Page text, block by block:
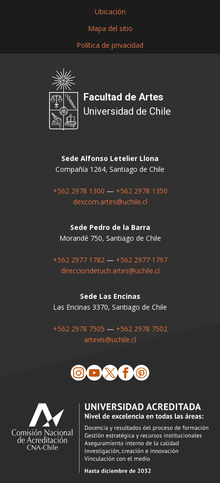
Ubicación
Mapa del sitio
Política de privacidad
Facultad de Artes
Universidad de Chile
Sede Alfonso Letelier Llona
Compañía 1264, Santiago de Chile
+562 2978 1300 — +562 2978 1350
dexcom.artes@uchile.cl
Sede Pedro de la Barra
Morandé 750, Santiago de Chile
+562 2977 1782— +562 2977 1797
direcciondetuch.artes@uchile.cl
Sede Las Encinas
Las Encinas 3370, Santiago de Chile
+562 2978 7505 — +562 2978 7502
artevis@uchile.cl